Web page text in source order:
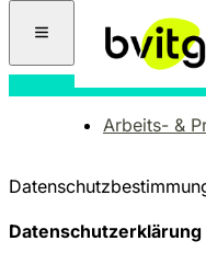
Arbeits- &